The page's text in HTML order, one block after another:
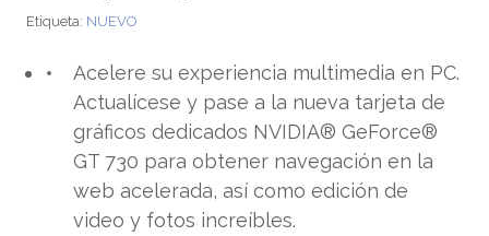
Etiqueta: NUEVO
Acelere su experiencia multimedia en PC.
Actualícese y pase a la nueva tarjeta de
gráficos dedicados NVIDIA® GeForce®
GT 730 para obtener navegación en la
web acelerada, así como edición de
video y fotos increíbles.